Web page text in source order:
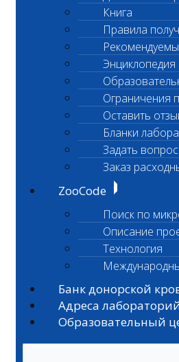
Книга
Правила
Ограничения
Оставить
Бланки
Задать
Заказ
ZooCode
Поиск по
Описание
Технология
Банк донорской
Адреса
Образовательный